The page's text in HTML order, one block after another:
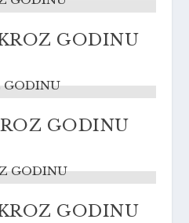
GODINU
GODINU
GODINU